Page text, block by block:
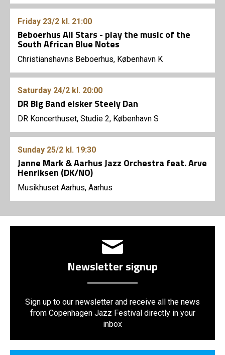
Friday 23/2 kl. 21:00
Beboerhus All Stars - play the music of the
South African Blue Notes
Christianshavns Beboerhus, København K
Saturday 24/2 kl. 20:00
DR Big Band elsker Steely Dan
DR Koncerthuset, Studie 2, København S
Sunday 25/2 kl. 19:30
Janne Mark & Aarhus Jazz Orchestra feat. Arve
Henriksen (DK/NO)
Musikhuset Aarhus, Aarhus
Newsletter signup
Sign up to our newsletter and receive all the news
from Copenhagen Jazz Festival directly in your
inbox